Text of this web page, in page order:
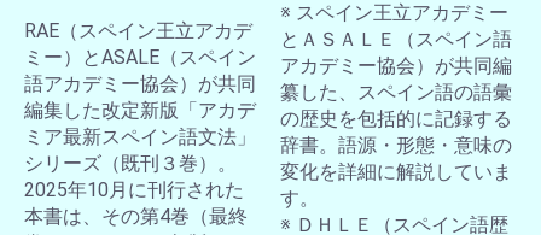
RAE（スペイン王立アカデ
ミー）とASALE（スペイン
語アカデミー協会）が共同
編集した改定新版「アカデ
ミア最新スペイン語文法」
シリーズ（既刊３巻）。
2025年10月に刊行された
本書は、その第4巻（最終
※ スペイン王立アカデミー
とＡＳＡＬＥ（スペイン語
アカデミー協会）が共同編
纂した、スペイン語の語彙
の歴史を包括的に記録する
辞書。語源・形態・意味の
変化を詳細に解説していま
す。
※ ＤＨＬＥ（スペイン語歴